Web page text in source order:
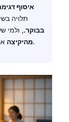
איסוף
תלויה
בבוקר., ולמי
מהיקיצהאחרי גוש השינה הארוך ביותר' ולא לפי השעון.